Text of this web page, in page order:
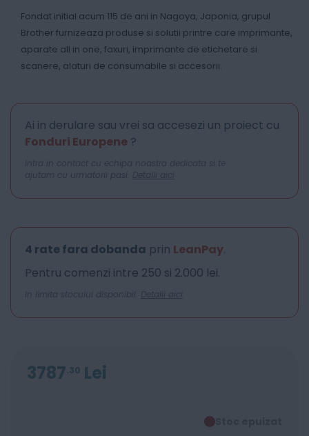
Fondat initial acum 115 de ani in Nagoya, Japonia, grupul
Brother furnizeaza produse si solutii printre care imprimante,
aparate all in one, faxuri, imprimante de etichetare si
scanere, alaturi de consumabile si accesorii.
Ai in derulare sau vrei sa accesezi un proiect cu
Fonduri Europene ?
Intra in contact cu echipa noastra dedicata si te
ajutam cu urmatorii pasi. Detalii aici
4 rate fara dobanda prin LeanPay.
Pentru comenzi intre 250 si 2.000 lei.
In limita stocului disponibil. Detalii aici
3787 30 Lei